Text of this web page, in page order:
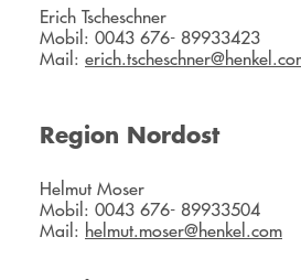
Erich Tscheschner
Mobil: 0043 676- 89933423
Mail:
Region Nordost
Helmut Moser
Mobil: 0043 676- 89933504
Mail: helmut.moser@henkel.com